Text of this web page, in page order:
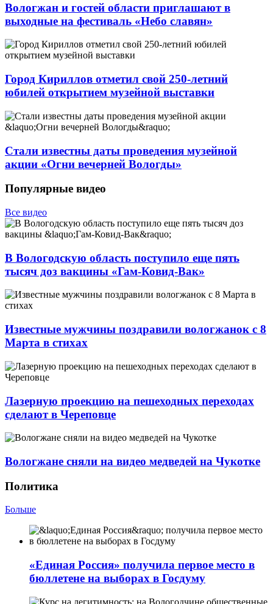
Вологжан и гостей области приглашают в
выходные на фестиваль «Небо славян»
Город Кириллов отметил свой 250-летний
юбилей открытием музейной выставки
Стали известны даты проведения музейной
акции «Огни вечерней Вологды»
Популярные видео
Все видео
В Вологодскую область поступило еще пять
тысяч доз вакцины «Гам-Ковид-Вак»
Известные мужчины поздравили вологжанок с 8
Марта в стихах
Лазерную проекцию на пешеходных переходах
сделают в Череповце
Вологжане сняли на видео медведей на Чукотке
Политика
Больше
«Единая Россия» получила первое место в
бюллетене на выборах в Госдуму